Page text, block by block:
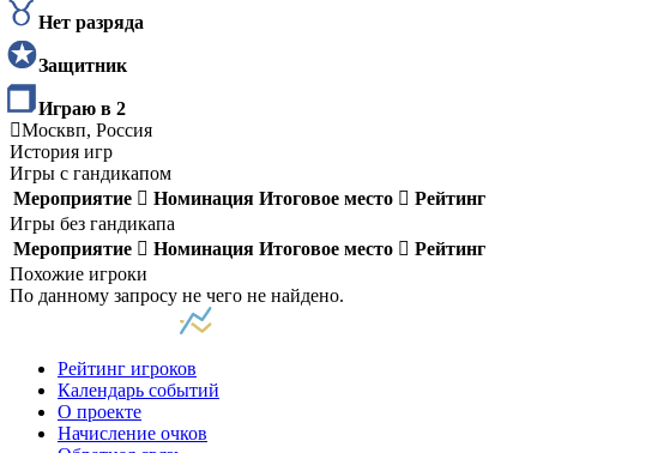
Нет разряда
Защитник
Играю в 2
Москвп, Россия
История игр
Игры с гандикапом
Мероприятие
Номинация Итоговое место
Рейтинг
Игры без гандикапа
Мероприятие
Номинация Итоговое место
Рейтинг
Похожие игроки
По данному запросу не чего не найдено.
Рейтинг игроков
Календарь событий
О проекте
Начисление очков